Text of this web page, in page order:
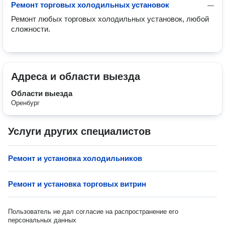
—
Ремонт торговых холодильных установок
Ремонт любых торговых холодильных установок, любой
сложности.
Адреса и области выезда
Области выезда
Оренбург
Услуги других специалистов
Ремонт и установка холодильников
Ремонт и установка торговых витрин
Пользователь не дал согласие на распространение его
персональных данных